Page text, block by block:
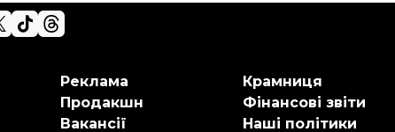
Реклама
Продакшн
Вакансії
Крамниця
Фінансові звіти
Наші політики